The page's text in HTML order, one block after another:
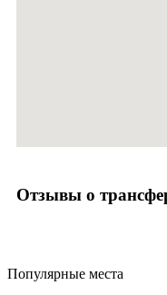
Отзывы о
Популярные места